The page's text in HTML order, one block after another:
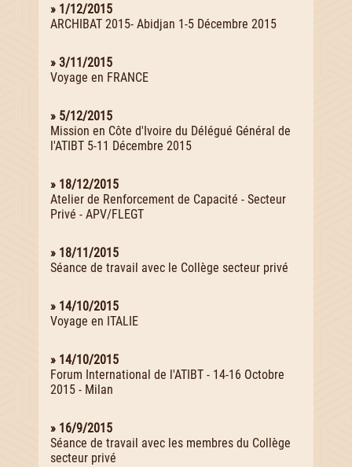
» 1/12/2015
ARCHIBAT 2015- Abidjan 1-5 Décembre 2015
» 3/11/2015
Voyage en FRANCE
» 5/12/2015
Mission en Côte d'Ivoire du Délégué Général de
l'ATIBT 5-11 Décembre 2015
» 18/12/2015
Atelier de Renforcement de Capacité - Secteur
Privé - APV/FLEGT
» 18/11/2015
Séance de travail avec le Collège secteur privé
» 14/10/2015
Voyage en ITALIE
» 14/10/2015
Forum International de l'ATIBT - 14-16 Octobre
2015 - Milan
» 16/9/2015
Séance de travail avec les membres du Collège
secteur privé